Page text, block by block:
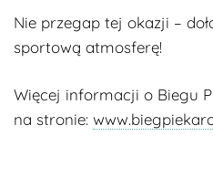
Nie przegap tej okazji –
sportową atmosferę!
Więcej informacji o Biegu
na stronie: